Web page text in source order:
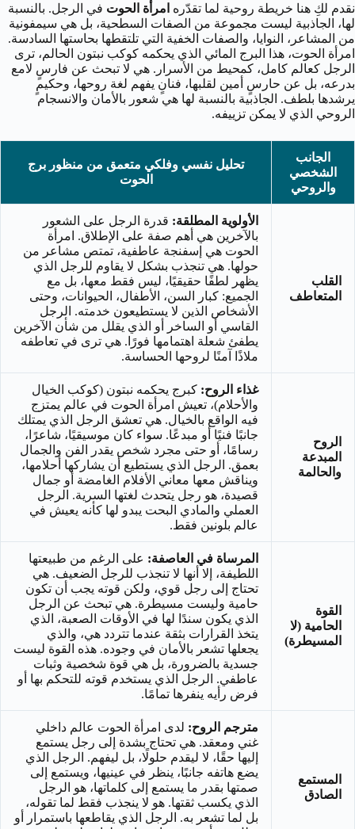
نقدم لكِ هنا خريطة روحية لما تقدّره امرأة الحوت في الرجل. بالنسبة
لها، الجاذبية ليست مجموعة من الصفات السطحية، بل هي سيمفونية
من المشاعر، النوايا، والصفات الخفية التي تلتقطها بحاستها السادسة.
امرأة الحوت، هذا البرج المائي الذي يحكمه كوكب نبتون الحالم، ترى
الرجل كعالم كامل، كمحيط من الأسرار. هي لا تبحث عن فارسٍ لامع
بدرعه، بل عن حارسٍ أمين لقلبها، فنانٍ يفهم لغة روحها، وحكيمٍ
يرشدها بلطف. الجاذبية بالنسبة لها هي شعور بالأمان والانسجام
الروحي الذي لا يمكن تزييفه.
الجانب
الشخصي
والروحي
تحليل نفسي وفلكي متعمق من منظور برج
الحوت
القلب
المتعاطف
الأولوية المطلقة: قدرة الرجل على الشعور
بالآخرين هي أهم صفة على الإطلاق. امرأة
الحوت هي إسفنجة عاطفية، تمتص مشاعر من
حولها. هي تنجذب بشكل لا يقاوم للرجل الذي
يظهر لطفًا حقيقيًا، ليس فقط معها، بل مع
الجميع: كبار السن، الأطفال، الحيوانات، وحتى
الأشخاص الذين لا يستطيعون خدمته. الرجل
القاسي أو الساخر أو الذي يقلل من شأن الآخرين
يطفئ شعلة اهتمامها فورًا. هي ترى في تعاطفه
ملاذًا آمنًا لروحها الحساسة.
الروح
المبدعة
والحالمة
غذاء الروح: كبرج يحكمه نبتون (كوكب الخيال
والأحلام)، تعيش امرأة الحوت في عالم يمتزج
فيه الواقع بالخيال. هي تعشق الرجل الذي يمتلك
جانبًا فنيًا أو مبدعًا. سواء كان موسيقيًا، شاعرًا،
رسامًا، أو حتى مجرد شخص يقدر الفن والجمال
بعمق. الرجل الذي يستطيع أن يشاركها أحلامها،
ويناقش معها معاني الأفلام الغامضة أو جمال
قصيدة، هو رجل يتحدث لغتها السرية. الرجل
العملي والمادي البحت يبدو لها كأنه يعيش في
عالم بلونين فقط.
القوة
الحامية (لا
المسيطرة)
المرساة في العاصفة: على الرغم من طبيعتها
اللطيفة، إلا أنها لا تنجذب للرجل الضعيف. هي
تحتاج إلى رجل قوي، ولكن قوته يجب أن تكون
حامية وليست مسيطرة. هي تبحث عن الرجل
الذي يكون سندًا لها في الأوقات الصعبة، الذي
يتخذ القرارات بثقة عندما تتردد هي، والذي
يجعلها تشعر بالأمان في وجوده. هذه القوة ليست
جسدية بالضرورة، بل هي قوة شخصية وثبات
عاطفي. الرجل الذي يستخدم قوته للتحكم بها أو
فرض رأيه ينفرها تمامًا.
المستمع
الصادق
مترجم الروح: لدى امرأة الحوت عالم داخلي
غني ومعقد. هي تحتاج بشدة إلى رجل يستمع
إليها حقًا، لا ليقدم حلولًا، بل ليفهم. الرجل الذي
يضع هاتفه جانبًا، ينظر في عينيها، ويستمع إلى
صمتها بقدر ما يستمع إلى كلماتها، هو الرجل
الذي يكسب ثقتها. هو لا ينجذب فقط لما تقوله،
بل لما تشعر به. الرجل الذي يقاطعها باستمرار أو